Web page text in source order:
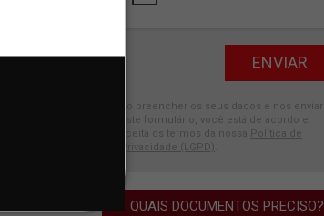
Ao preencher os seus dados e nos enviar
este formulário, você está de acordo e
aceita os termos da nossa
Política de
Privacidade (LGPD)
QUAIS DOCUMENTOS PRECISO?